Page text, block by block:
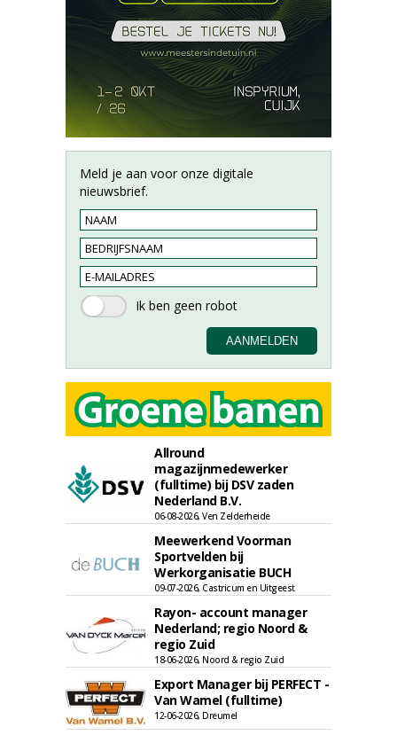
Meld je aan voor onze digitale
nieuwsbrief.
Allround
magazijnmedewerker
(fulltime) bij DSV zaden
Nederland B.V.
06-08-2026, Ven Zelderheide
Meewerkend Voorman
Sportvelden bij
Werkorganisatie BUCH
09-07-2026, Castricum en Uitgeest
Rayon- account manager
Nederland; regio Noord &
regio Zuid
18-06-2026, Noord & regio Zuid
Export Manager bij PERFECT -
Van Wamel (fulltime)
12-06-2026, Dreumel